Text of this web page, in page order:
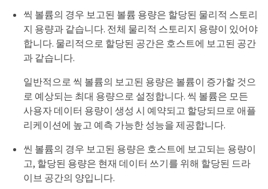
씩 볼륨의 경우 보고된 볼륨 용량은 할당된 물리적 스토리
지 용량과 같습니다. 전체 물리적 스토리지 용량이 있어야
합니다. 물리적으로 할당된 공간은 호스트에 보고된 공간
과 같습니다.
일반적으로 씩 볼륨의 보고된 용량은 볼륨이 증가할 것으
로 예상되는 최대 용량으로 설정합니다. 씩 볼륨은 모든
사용자 데이터 용량이 생성 시 예약되고 할당되므로 애플
리케이션에 높고 예측 가능한 성능을 제공합니다.
씬 볼륨의 경우 보고된 용량은 호스트에 보고되는 용량이
고, 할당된 용량은 현재 데이터 쓰기를 위해 할당된 드라
이브 공간의 양입니다.